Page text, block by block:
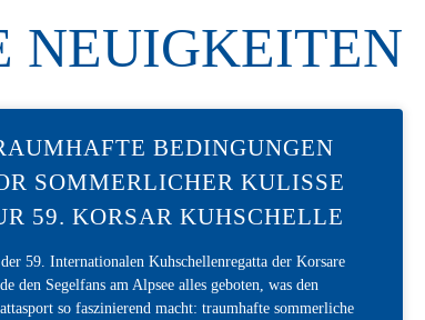
NEUIGKEITEN
BEDINGUNGEN
SOMMERLICHER KULISSE
59. KORSAR KUHSCHELLE
59. Internationalen Kuhschellenregatta der Korsare
den Segelfans am Alpsee alles geboten, was den
so faszinierend macht: traumhafte sommerliche